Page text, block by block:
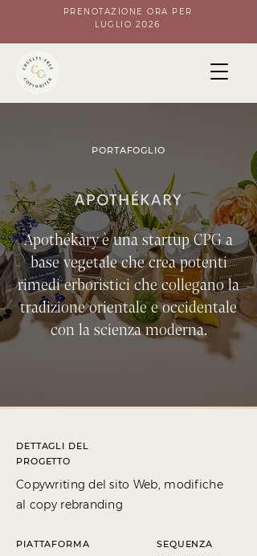
PRENOTAZIONE ORA PER
LUGLIO 2026
PORTAFOGLIO
Apothékary è una startup CPG a
base vegetale che crea potenti
rimedi erboristici che collegano la
tradizione orientale e occidentale
con la scienza moderna.
DETTAGLI DEL
PROGETTO
Copywriting del sito Web, modifiche
al copy rebranding
PIATTAFORMA
SEQUENZA